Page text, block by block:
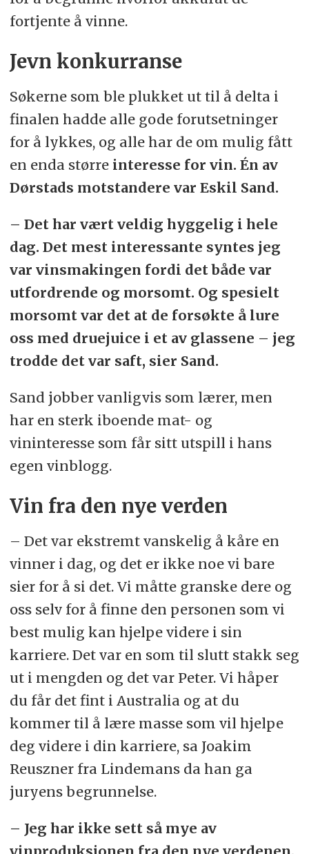
fortjente å vinne.
Jevn konkurranse
Søkerne som ble plukket ut til å delta i
finalen hadde alle gode forutsetninger
for å lykkes, og alle har de om mulig fått
en enda større interesse for vin. Én av
Dørstads motstandere var Eskil Sand.
– Det har vært veldig hyggelig i hele
dag. Det mest interessante syntes jeg
var vinsmakingen fordi det både var
utfordrende og morsomt. Og spesielt
morsomt var det at de forsøkte å lure
oss med druejuice i et av glassene – jeg
trodde det var saft, sier Sand.
Sand jobber vanligvis som lærer, men
har en sterk iboende mat- og
vininteresse som får sitt utspill i hans
egen vinblogg.
Vin fra den nye verden
– Det var ekstremt vanskelig å kåre en
vinner i dag, og det er ikke noe vi bare
sier for å si det. Vi måtte granske dere og
oss selv for å finne den personen som vi
best mulig kan hjelpe videre i sin
karriere. Det var en som til slutt stakk seg
ut i mengden og det var Peter. Vi håper
du får det fint i Australia og at du
kommer til å lære masse som vil hjelpe
deg videre i din karriere, sa Joakim
Reuszner fra Lindemans da han ga
juryens begrunnelse.
– Jeg har ikke sett så mye av